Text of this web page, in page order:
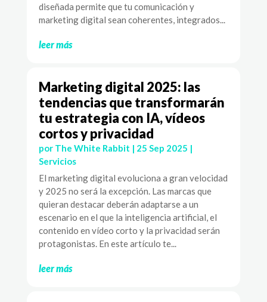
diseñada permite que tu comunicación y
marketing digital sean coherentes, integrados...
leer más
Marketing digital 2025: las
tendencias que transformarán
tu estrategia con IA, vídeos
cortos y privacidad
por The White Rabbit | 25 Sep 2025 |
Servicios
El marketing digital evoluciona a gran velocidad
y 2025 no será la excepción. Las marcas que
quieran destacar deberán adaptarse a un
escenario en el que la inteligencia artificial, el
contenido en vídeo corto y la privacidad serán
protagonistas. En este artículo te...
leer más